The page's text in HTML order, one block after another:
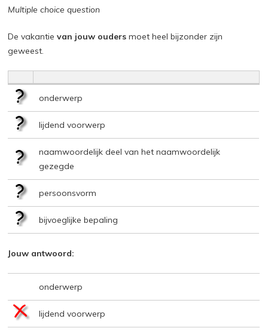
Multiple choice question
De vakantievan jouw ouders moet heel bijzonder zijn
geweest.
onderwerp
lijdend voorwerp
naamwoordelijk deel van het naamwoordelijk
gezegde
persoonsvorm
bijvoeglijke bepaling
Jouw antwoord:
onderwerp
lijdend voorwerp